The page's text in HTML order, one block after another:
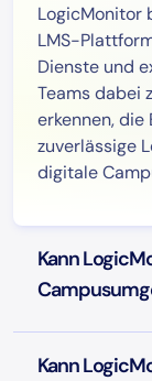
LogicMonitor
LMS-
Dienste und
Teams dabei
erkennen, die
zuverlässige
digitale
Kann
Kann